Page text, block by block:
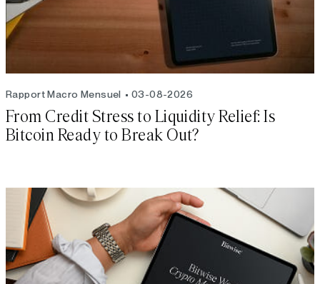
Rapport Macro Mensuel 03-08-2026
From Credit Stress to Liquidity Relief: Is
Bitcoin Ready to Break Out?